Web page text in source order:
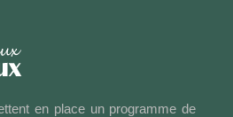
en place un programme de